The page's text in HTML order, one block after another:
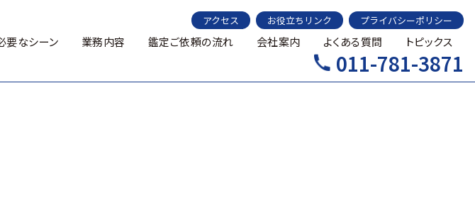
アクセス お役立ちリンク プライバシーポリシー
要なシーン 業務内容 鑑定ご依頼の流れ 会社案内 よくある質問 トピックス
011-781-3871